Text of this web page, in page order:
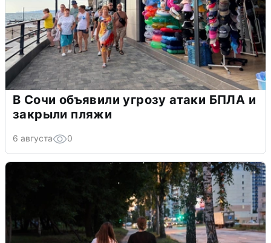
В Сочи объявили угрозу атаки БПЛА и
закрыли пляжи
6 августа 0